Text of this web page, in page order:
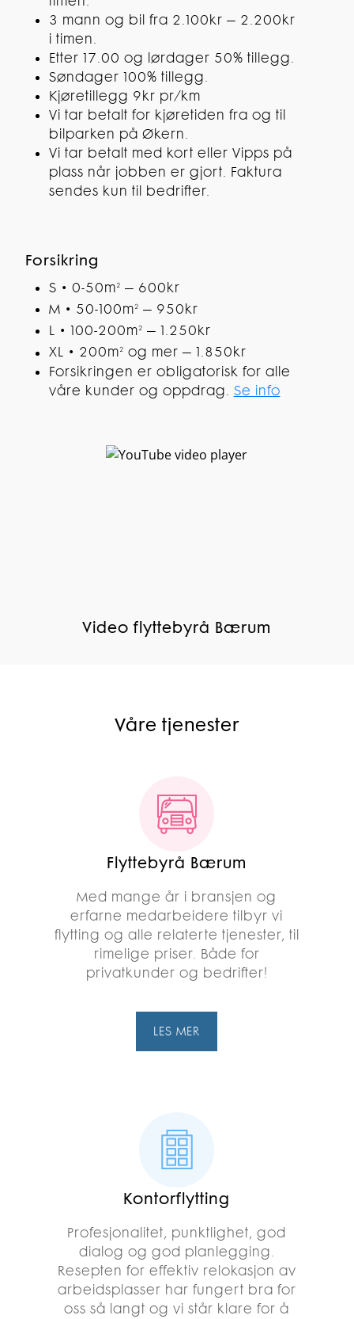
3 mann og bil fra 2.100kr – 2.200kr
i timen.
Etter 17.00 og lørdager 50% tillegg.
Søndager 100% tillegg.
Kjøretillegg 9kr pr/km
Vi tar betalt for kjøretiden fra og til
bilparken på Økern.
Vi tar betalt med kort eller Vipps på
plass når jobben er gjort. Faktura
sendes kun til bedrifter.
Forsikring
S • 0-50m2 – 600kr
M • 50-100m2 – 950kr
L • 100-200m2 – 1.250kr
XL • 200m2 og mer – 1.850kr
Forsikringen er obligatorisk for alle
våre kunder og oppdrag. Se info
Video flyttebyrå Bærum
Våre tjenester
Flyttebyrå Bærum
Med mange år i bransjen og
erfarne medarbeidere tilbyr vi
flytting og alle relaterte tjenester, til
rimelige priser. Både for
privatkunder og bedrifter!
LES MER
Kontorflytting
Profesjonalitet, punktlighet, god
dialog og god planlegging.
Resepten for effektiv relokasjon av
arbeidsplasser har fungert bra for
oss så langt og vi står klare for å